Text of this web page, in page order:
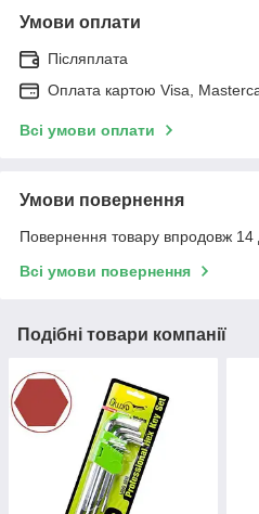
Умови оплати
Післяплата
Оплата картою Visa,
Всі умови оплати
Умови повернення
Повернення товару впродовж 14
Всі умови повернення
Подібні товари компанії